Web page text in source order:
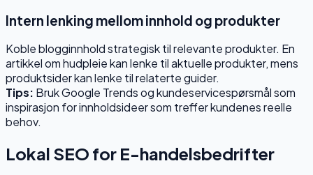
Intern lenking mellom innhold og produkter
Koble blogginnhold strategisk til relevante produkter. En
artikkel om hudpleie kan lenke til aktuelle produkter, mens
produktsider kan lenke til relaterte guider.
Tips: Bruk Google Trends og kundeservicespørsmål som
inspirasjon for innholdsideer som treffer kundenes reelle
behov.
Lokal SEO for E-handelsbedrifter